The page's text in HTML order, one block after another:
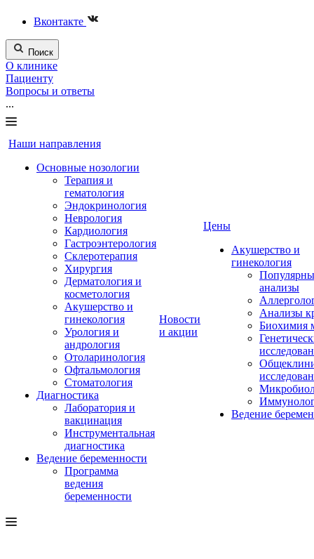
Вконтакте
Поиск
О клинике
Пациенту
Вопросы и ответы
...
Наши направления
Основные нозологии
Терапия и
гематология
Эндокринология
Неврология
Кардиология
Гастроэнтерология
Склеротерапия
Хирургия
Дерматология и
косметология
Акушерство и
гинекология
Урология и
андрология
Отоларинология
Офтальмология
Стоматология
Диагностика
Лаборатория и
вакцинация
Инструментальная
диагностика
Ведение беременности
Программа
ведения
беременности
Новости
и акции
Цены
Акушерство и
гинекология
анализы
Анализы
Биохимия
Ведение